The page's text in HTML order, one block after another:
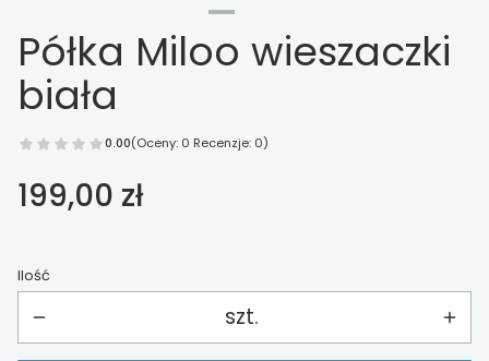
Półka Miloo wieszaczki
biała
0.00(Oceny: 0 Recenzje: 0)
Cena
199,00 zł
Ilość
szt.